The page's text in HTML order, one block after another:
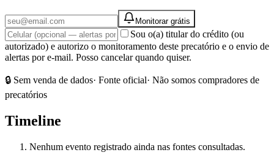
Monitorar grátis
Sou o(a) titular do crédito (ou
autorizado) e autorizo o monitoramento deste precatório e o envio de
alertas por e-mail. Posso cancelar quando quiser.
🔒 Sem venda de dados· Fonte oficial· Não somos compradores de
precatórios
Timeline
Nenhum evento registrado ainda nas fontes consultadas.